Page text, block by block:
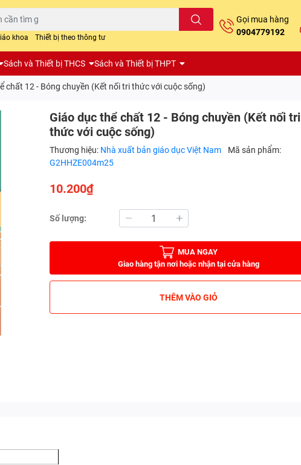
khoa Thiết bị theo thông tư
Gọi mua hàng
0904779192
Sách và Thiết bị THCS Sách và Thiết bị THPT
chất 12 - Bóng chuyền (Kết nối tri thức với cuộc sống)
Giáo dục thể chất 12 - Bóng chuyền (Kết nối tri
thức với cuộc sống)
Thương hiệu: Nhà xuất bản giáo dục Việt Nam
Mã sản phẩm:
G2HHZE004m25
10.200₫
Số lượng:
MUA NGAY
Giao hàng tận nơi hoặc nhận tại cửa hàng
THÊM VÀO GIỎ